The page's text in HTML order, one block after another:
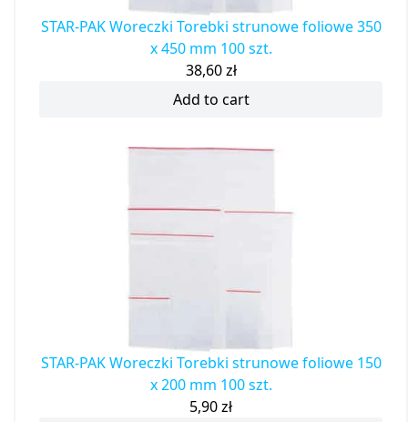
STAR-PAK Woreczki Torebki strunowe foliowe 350
x 450 mm 100 szt.
38,60zł
Add to cart
STAR-PAK Woreczki Torebki strunowe foliowe 150
x 200 mm 100 szt.
5,90zł